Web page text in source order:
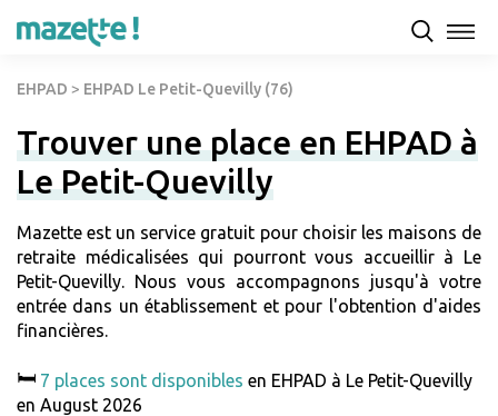
EHPAD > EHPAD Le Petit-Quevilly (76)
Trouver une place en EHPAD à
Le Petit-Quevilly
Mazette est un service gratuit pour choisir les maisons de
retraite médicalisées qui pourront vous accueillir à Le
Petit-Quevilly. Nous vous accompagnons jusqu'à votre
entrée dans un établissement et pour l'obtention d'aides
financières.
🛏️ 7 places sont disponibles en EHPAD à Le Petit-Quevilly
en August 2026